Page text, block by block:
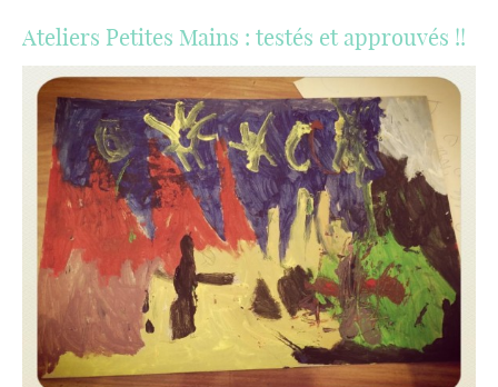
Ateliers Petites Mains : testés et approuvés !!